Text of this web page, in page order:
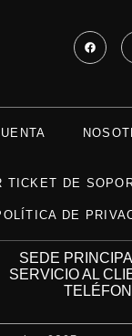
TICKET DE
DE
SEDE
SERVICIO AL